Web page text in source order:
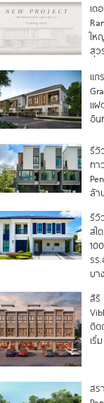
เด
ให
สุ
แก
แฝ
อิน
รีวิ
ทา
ล้า
รีวิ
สไ
รร
บา
สิริ
ติด
เริ่
สร